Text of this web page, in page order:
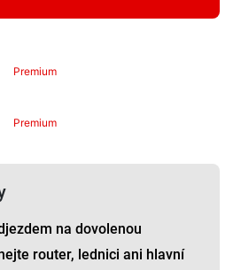
Premium
Premium
na dovolenou
router, lednici ani hlavní